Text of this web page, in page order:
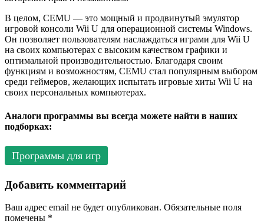
В целом, CEMU — это мощный и продвинутый эмулятор
игровой консоли Wii U для операционной системы Windows.
Он позволяет пользователям наслаждаться играми для Wii U
на своих компьютерах с высоким качеством графики и
оптимальной производительностью. Благодаря своим
функциям и возможностям, CEMU стал популярным выбором
среди геймеров, желающих испытать игровые хиты Wii U на
своих персональных компьютерах.
Аналоги программы вы всегда можете найти в наших
подборках:
Программы для игр
Добавить комментарий
Ваш адрес email не будет опубликован. Обязательные поля
помечены *